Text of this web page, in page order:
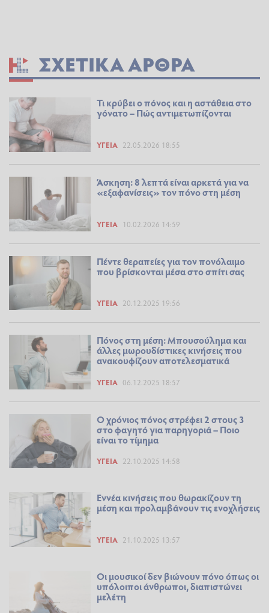
ΣΧΕΤΙΚΆ ΆΡΘΡΑ
Τι κρύβει ο πόνος και η αστάθεια στο
γόνατο – Πώς αντιμετωπίζονται
ΥΓΕΊΑ 22.05.2026 18:55
Άσκηση: 8 λεπτά είναι αρκετά για να
«εξαφανίσεις» τον πόνο στη μέση
ΥΓΕΊΑ 10.02.2026 14:59
Πέντε θεραπείες για τον πονόλαιμο
που βρίσκονται μέσα στο σπίτι σας
ΥΓΕΊΑ 20.12.2025 19:56
Πόνος στη μέση: Μπουσούλημα και
άλλες μωρουδίστικες κινήσεις που
ανακουφίζουν αποτελεσματικά
ΥΓΕΊΑ 06.12.2025 18:57
Ο χρόνιος πόνος στρέφει 2 στους 3
στο φαγητό για παρηγοριά – Ποιο
είναι το τίμημα
ΥΓΕΊΑ 22.10.2025 14:58
Εννέα κινήσεις που θωρακίζουν τη
μέση και προλαμβάνουν τις ενοχλήσεις
ΥΓΕΊΑ 21.10.2025 13:57
Οι μουσικοί δεν βιώνουν πόνο όπως οι
υπόλοιποι άνθρωποι, διαπιστώνει
μελέτη